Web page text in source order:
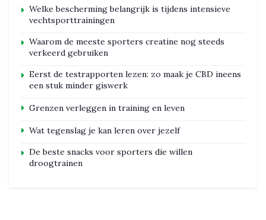
Welke bescherming belangrijk is tijdens intensieve
vechtsporttrainingen
Waarom de meeste sporters creatine nog steeds
verkeerd gebruiken
Eerst de testrapporten lezen: zo maak je CBD ineens
een stuk minder giswerk
Grenzen verleggen in training en leven
Wat tegenslag je kan leren over jezelf
De beste snacks voor sporters die willen
droogtrainen